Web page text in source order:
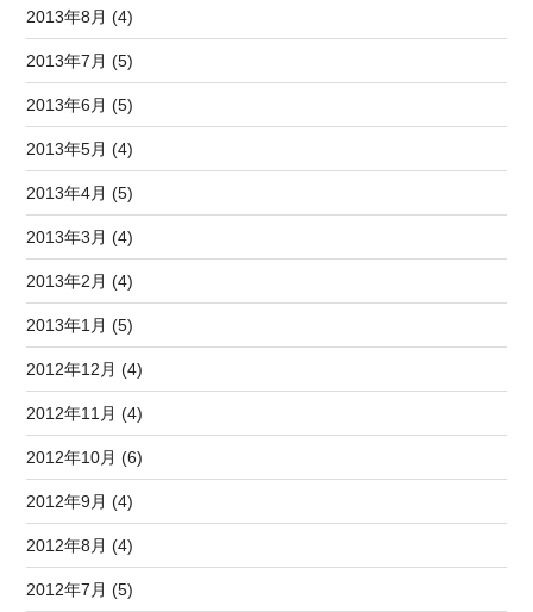
2013年8月 (4)
2013年7月 (5)
2013年6月 (5)
2013年5月 (4)
2013年4月 (5)
2013年3月 (4)
2013年2月 (4)
2013年1月 (5)
2012年12月 (4)
2012年11月 (4)
2012年10月 (6)
2012年9月 (4)
2012年8月 (4)
2012年7月 (5)